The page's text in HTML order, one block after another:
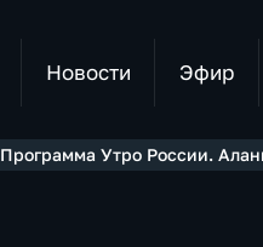
Новости Эфир
Программа Утро России.